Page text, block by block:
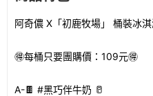
阿奇儂 X「初鹿牧場」 桶裝冰
🉐每桶只要團購價：109元🉐
A-🍫 #黑巧伴牛奶 🥛